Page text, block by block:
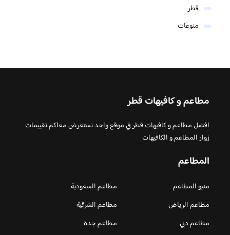
قطر
منوعات
مطاعم و كافيهات قطر
افضل مطاعم و كافيهات قطر في موقع واحد نستعرض معاكم تقييمات
زوار المطاعم و الكافيهات
المطاعم
منيو المطاعم
مطاعم السعودية
مطاعم الرياض
مطاعم الشرقية
مطاعم دبي
مطاعم جدة